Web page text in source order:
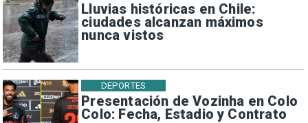
Lluvias históricas en Chile:
ciudades alcanzan máximos
nunca vistos
Presentación de Vozinha en Colo
Colo: Fecha, Estadio y Contrato
DEPORTES